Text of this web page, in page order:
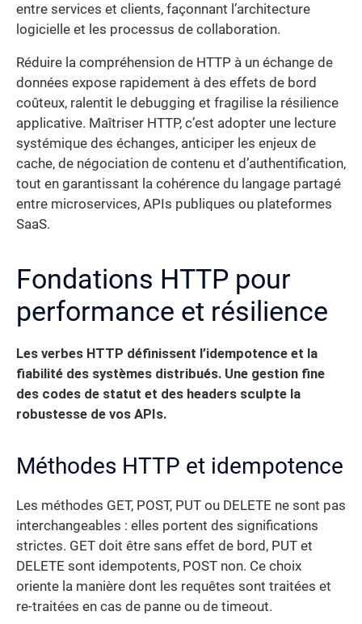
entre services et clients, façonnant l’architecture
logicielle et les processus de collaboration.
Réduire la compréhension de HTTP à un échange de
données expose rapidement à des effets de bord
coûteux, ralentit le debugging et fragilise la résilience
applicative. Maîtriser HTTP, c’est adopter une lecture
systémique des échanges, anticiper les enjeux de
cache, de négociation de contenu et d’authentification,
tout en garantissant la cohérence du langage partagé
entre microservices, APIs publiques ou plateformes
SaaS.
Fondations HTTP pour
performance et résilience
Les verbes HTTP définissent l’idempotence et la
fiabilité des systèmes distribués. Une gestion fine
des codes de statut et des headers sculpte la
robustesse de vos APIs.
Méthodes HTTP et idempotence
Les méthodes GET, POST, PUT ou DELETE ne sont pas
interchangeables : elles portent des significations
strictes. GET doit être sans effet de bord, PUT et
DELETE sont idempotents, POST non. Ce choix
oriente la manière dont les requêtes sont traitées et
re-traitées en cas de panne ou de timeout.